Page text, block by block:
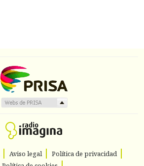
Aviso legal
Política de privacidad